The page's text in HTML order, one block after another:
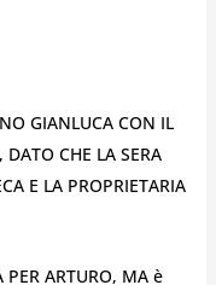
GIANLUCA CON IL
DATO CHE LA SERA
E LA PROPRIETARIA
PER ARTURO, MA è